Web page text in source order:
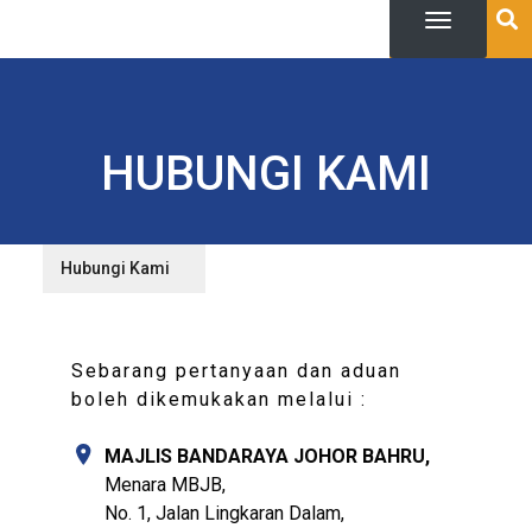
HUBUNGI KAMI
Hubungi Kami
Sebarang pertanyaan dan aduan
boleh dikemukakan melalui :
MAJLIS BANDARAYA JOHOR BAHRU,
Menara MBJB,
No. 1, Jalan Lingkaran Dalam,